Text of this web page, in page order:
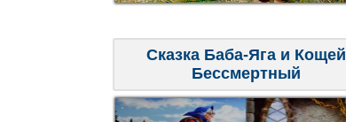
Сказка Баба-Яга и Кощей
Бессмертный